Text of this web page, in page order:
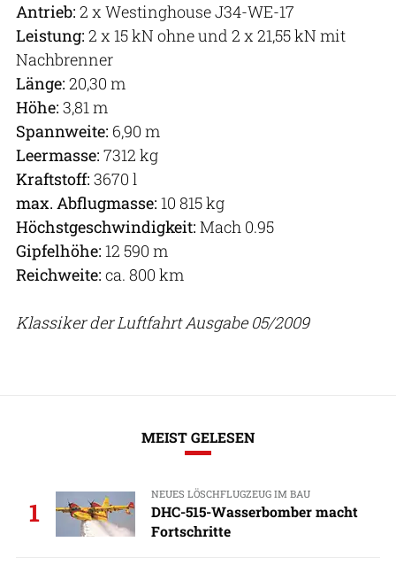
Antrieb: 2 x Westinghouse J34-WE-17
Leistung: 2 x 15 kN ohne und 2 x 21,55 kN mit
Nachbrenner
Länge: 20,30 m
Höhe: 3,81 m
Spannweite: 6,90 m
Leermasse: 7312 kg
Kraftstoff: 3670 l
max. Abflugmasse: 10 815 kg
Höchstgeschwindigkeit: Mach 0.95
Gipfelhöhe: 12 590 m
Reichweite: ca. 800 km
Klassiker der Luftfahrt Ausgabe 05/2009
MEIST GELESEN
1
NEUES LÖSCHFLUGZEUG IM BAU
DHC-515-Wasserbomber macht
Fortschritte